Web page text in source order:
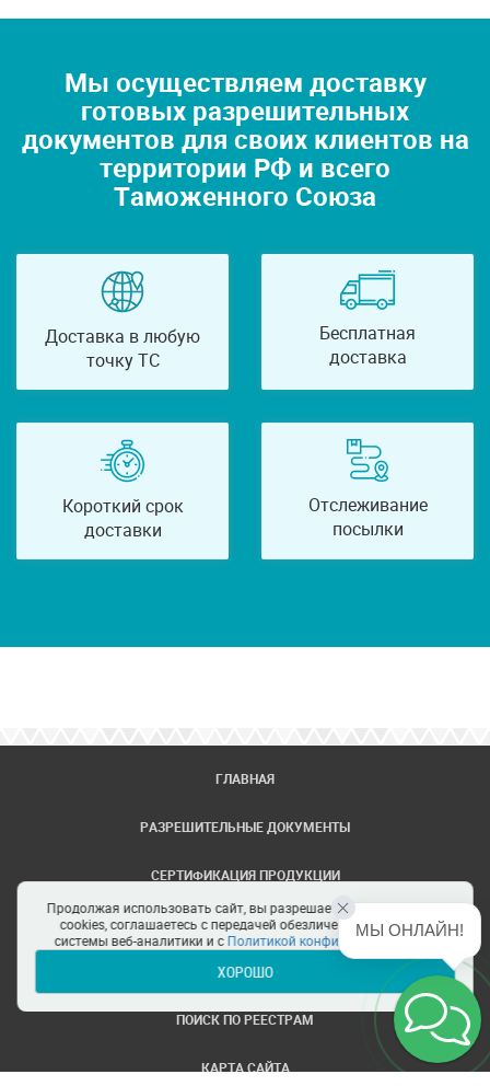
Мы осуществляем доставку
готовых разрешительных
документов для своих клиентов на
территории РФ и всего
Таможенного Союза
Доставка в любую
точку ТС
Бесплатная
доставка
Короткий срок
доставки
Отслеживание
посылки
ГЛАВНАЯ
РАЗРЕШИТЕЛЬНЫЕ ДОКУМЕНТЫ
СЕРТИФИКАЦИЯ ПРОДУКЦИИ
ЗАДАТЬ ВОПРОС
ЦЕНТРЫ СЕРТИФИКАЦИИ
ПОИСК ПО РЕЕСТРАМ
КАРТА САЙТА
Продолжая использовать сайт, вы разрешаете использование
cookies, соглашаетесь с передачей обезличенных данных в
системы веб-аналитики и сПолитикой конфиденциальности
ХОРОШО
МЫ ОНЛАЙН!